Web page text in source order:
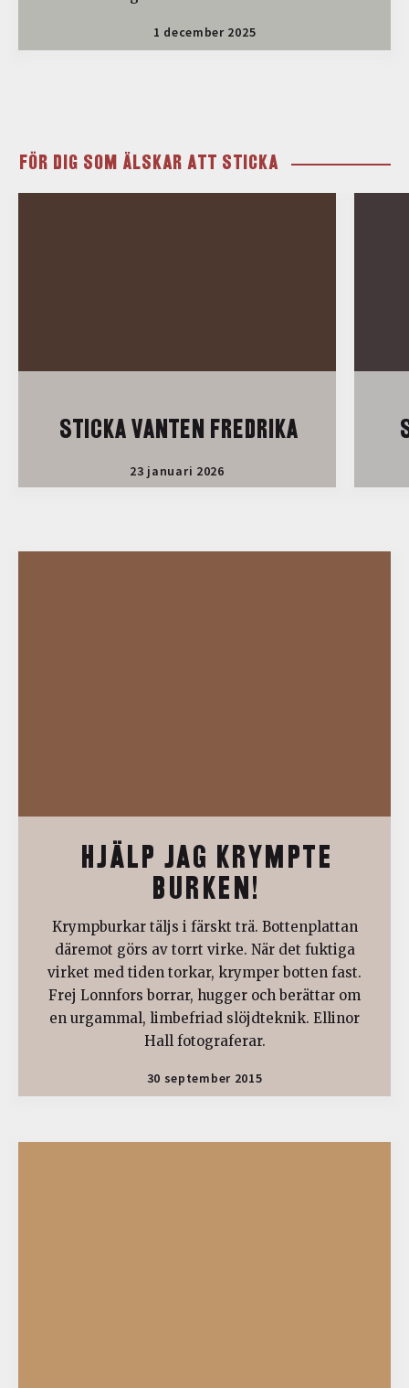
1 december 2025
FÖR DIG SOM ÄLSKAR ATT STICKA
STICKA VANTEN FREDRIKA
23 januari 2026
HJÄLP JAG KRYMPTE
BURKEN!
Krympburkar täljs i färskt trä. Bottenplattan
däremot görs av torrt virke. När det fuktiga
virket med tiden torkar, krymper botten fast.
Frej Lonnfors borrar, hugger och berättar om
en urgammal, limbefriad slöjdteknik. Ellinor
Hall fotograferar.
30 september 2015